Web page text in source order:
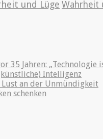
und Lüge Wahrheit
35 Jahren: „Technologie
Intelligenz
Lust an der Unmündigkeit
schenken